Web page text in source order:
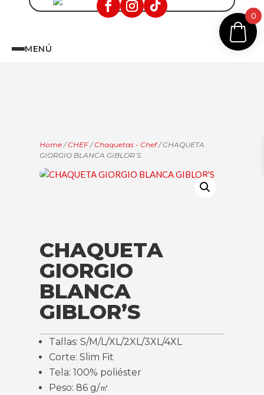
MENÚ
Home/CHEF/Chaquetas - Chef/ CHAQUETA
GIORGIO BLANCA GIBLOR’S
CHAQUETA
GIORGIO
BLANCA
GIBLOR’S
Tallas: S/M/L/XL/2XL/3XL/4XL
Corte: Slim Fit
Tela: 100% poliéster
Peso: 86 g/㎡
0